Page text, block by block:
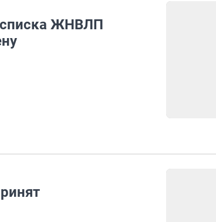
списка ЖНВЛП